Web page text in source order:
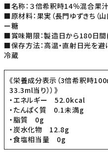
■名称：３倍希釈時14％混合果
■原材料：果実（長門ゆずきち（
ー糖
■賞味期限：製造日から180日間(
■保存方法：高温・直射日光を
冷蔵
《栄養成分表示（3倍希釈時
33.3ml当り））》
・エネルギー 52.0kcal
・たんぱく質 0.1未満g
・脂質 0g
・炭水化物 12.8g
・食塩相当量 0g